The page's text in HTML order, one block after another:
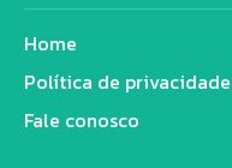
Home
Política de privacidade
Fale conosco